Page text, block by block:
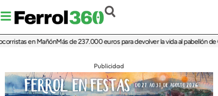
en MañónMás de 237.000 euros para devolver la vida al pabellón de
Publicidad